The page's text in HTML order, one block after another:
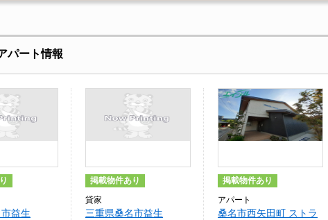
パート情報
益生
掲載物件あり
貸家
三重県桑名市益生
掲載物件あり
アパート
桑名市西矢田町 ストラ